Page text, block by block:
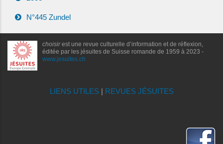
N°445 Zundel
choisirest une revue culturelle d’information et de réflexion,
éditée par les jésuites de Suisse romande de 1959 à 2023 -
www.jesuites.ch
LIENS UTILES| REVUES JÉSUITES